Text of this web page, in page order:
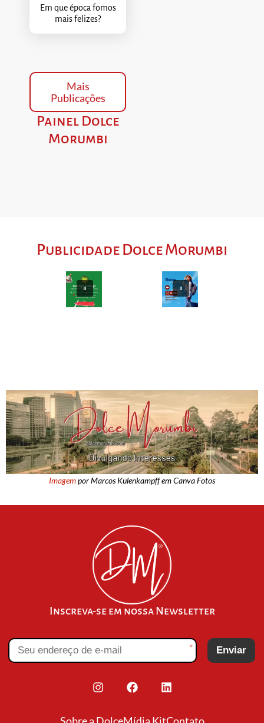
Em que época fomos
mais felizes?
Mais
Publicações
Painel Dolce
Morumbi
Publicidade Dolce Morumbi
Imagempor Marcos Kulenkampff em Canva Fotos
Inscreva-se em nossa Newsletter
* Enviar